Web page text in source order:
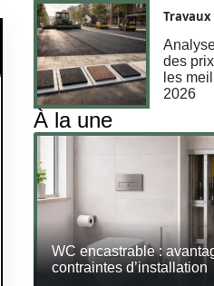
Travaux
des
les
2026
À la une
WC encastrable :
contraintes d’installation